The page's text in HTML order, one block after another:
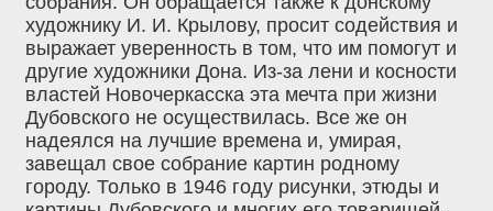
художнику И. И. Крылову, просит содействия и
выражает уверенность в том, что им помогут и
другие художники Дона. Из-за лени и косности
властей Новочеркасска эта мечта при жизни
Дубовского не осуществилась. Все же он
надеялся на лучшие времена и, умирая,
завещал свое собрание картин родному
городу. Только в 1946 году рисунки, этюды и